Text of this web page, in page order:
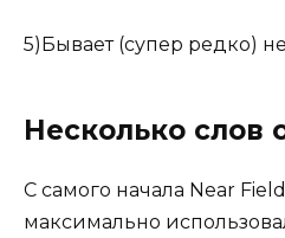
5)Бывает (супер редко)
Несколько слов
С самого начала Near
максимально